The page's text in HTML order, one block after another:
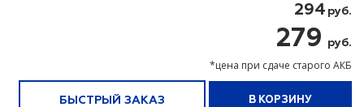
294 руб.
279 руб.
*цена при сдаче старого АКБ
БЫСТРЫЙ ЗАКАЗ В КОРЗИНУ